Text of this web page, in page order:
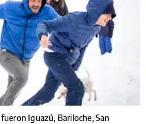
Iguazú, Bariloche, San